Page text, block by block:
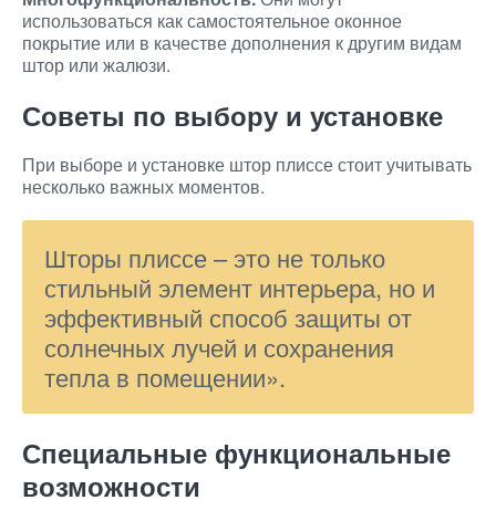
использоваться как самостоятельное оконное
покрытие или в качестве дополнения к другим видам
штор или жалюзи.
Советы по выбору и установке
При выборе и установке штор плиссе стоит учитывать
несколько важных моментов.
Шторы плиссе – это не только
стильный элемент интерьера, но и
эффективный способ защиты от
солнечных лучей и сохранения
тепла в помещении».
Специальные функциональные
возможности